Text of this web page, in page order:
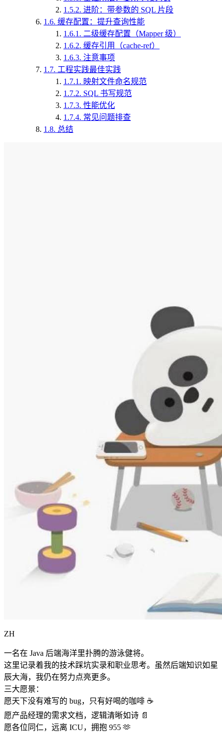
1.5.2. 进阶：带参数的 SQL 片段
1.6. 缓存配置：提升查询性能
1.6.1. 二级缓存配置（Mapper 级）
1.6.2. 缓存引用（cache-ref）
1.6.3. 注意事项
1.7. 工程实践最佳实践
1.7.1. 映射文件命名规范
1.7.2. SQL 书写规范
1.7.3. 性能优化
1.7.4. 常见问题排查
1.8. 总结
ZH
一名在 Java 后端海洋里扑腾的游泳健将。
这里记录着我的技术踩坑实录和职业思考。虽然后端知识如星
辰大海，我仍在努力点亮更多。
三大愿景：
愿天下没有难写的 bug，只有好喝的咖啡 ☕️
愿产品经理的需求文档，逻辑清晰如诗 📄
愿各位同仁，远离 ICU，拥抱 955 🫶